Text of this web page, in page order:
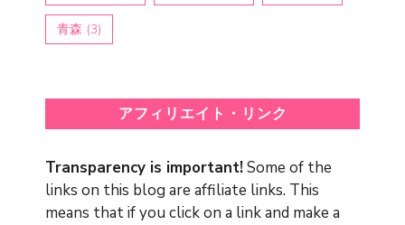
青森 (3)
アフィリエイト・リンク
Transparency is important!Some of the
links on this blog are affiliate links. This
means that if you click on a link and make a